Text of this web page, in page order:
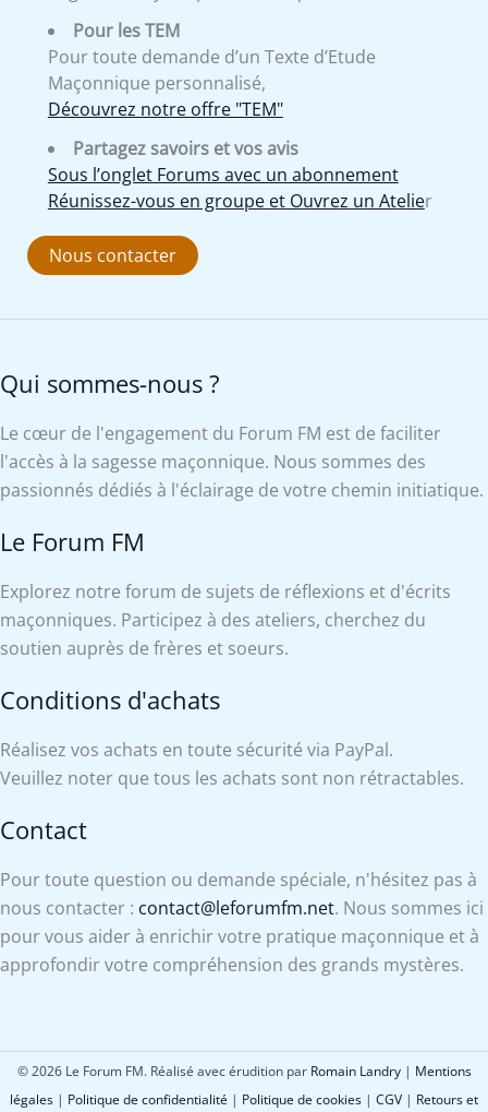
Pour les TEM
Pour toute demande d’un Texte d’Etude
Maçonnique personnalisé,
Découvrez notre offre "TEM"
Partagez savoirs et vos avis
Sous l’onglet Forums avec un abonnement
Réunissez-vous en groupe et Ouvrez un Atelier
Nous contacter
Qui sommes-nous ?
Le cœur de l'engagement du Forum FM est de faciliter
l'accès à la sagesse maçonnique. Nous sommes des
passionnés dédiés à l'éclairage de votre chemin initiatique.
Le Forum FM
Explorez notre forum de sujets de réflexions et d'écrits
maçonniques. Participez à des ateliers, cherchez du
soutien auprès de frères et soeurs.
Conditions d'achats
Réalisez vos achats en toute sécurité via PayPal.
Veuillez noter que tous les achats sont non rétractables.
Contact
Pour toute question ou demande spéciale, n'hésitez pas à
nous contacter : contact@leforumfm.net. Nous sommes ici
pour vous aider à enrichir votre pratique maçonnique et à
approfondir votre compréhension des grands mystères.
© 2026 Le Forum FM. Réalisé avec érudition par Romain Landry| Mentions
légales | Politique de confidentialité | Politique de cookies | CGV | Retours et